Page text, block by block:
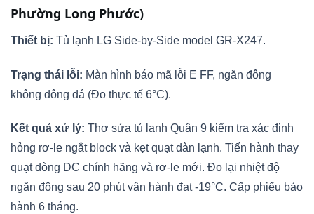
Phường Long Phước)
Thiết bị: Tủ lạnh LG Side-by-Side model GR-X247.
Trạng thái lỗi: Màn hình báo mã lỗi E FF, ngăn đông
không đông đá (Đo thực tế 6°C).
Kết quả xử lý: Thợ sửa tủ lạnh Quận 9 kiểm tra xác định
hỏng rơ-le ngắt block và kẹt quạt dàn lạnh. Tiến hành thay
quạt dòng DC chính hãng và rơ-le mới. Đo lại nhiệt độ
ngăn đông sau 20 phút vận hành đạt -19°C. Cấp phiếu bảo
hành 6 tháng.